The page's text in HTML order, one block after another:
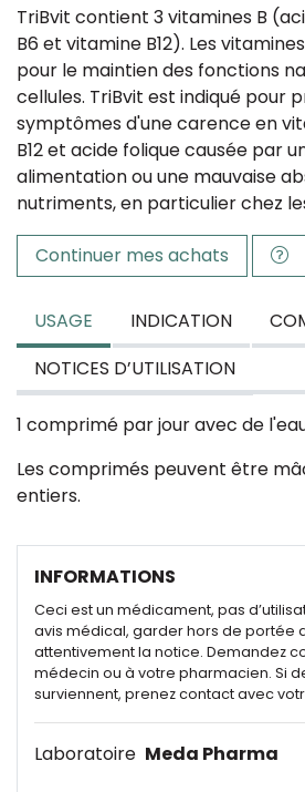
TriBvit contient 3 vitamines B
B6 et vitamine B12). Les
pour le maintien des fonctions
cellules. TriBvit est indiqué pour
symptômes d'une carence en
B12 et acide folique causée par
alimentation ou une mauvaise
nutriments, en particulier chez
Continuer mes achats
USAGE INDICATION
NOTICES D’UTILISATION
1 comprimé par jour avec de
Les comprimés peuvent être
entiers.
INFORMATIONS
Ceci est un médicament, pas
avis médical, garder hors de portée
attentivement la notice. Demandez
médecin ou à votre pharmacien. Si
surviennent, prenez contact avec
Laboratoire Meda Pharma